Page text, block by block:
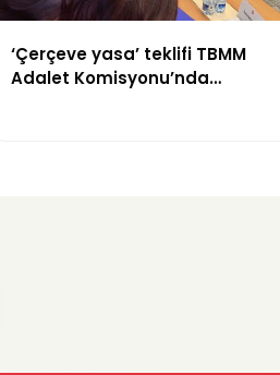
‘Çerçeve yasa’ teklifi TBMM
Adalet Komisyonu’nda